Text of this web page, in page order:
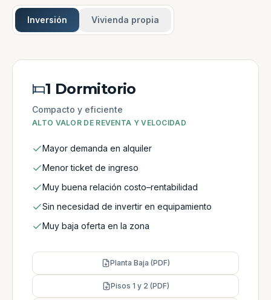
Inversión Vivienda propia
1 Dormitorio
Compacto y eficiente
ALTO VALOR DE REVENTA Y VELOCIDAD
Mayor demanda en alquiler
Menor ticket de ingreso
Muy buena relación costo–rentabilidad
Sin necesidad de invertir en equipamiento
Muy baja oferta en la zona
Planta Baja (PDF)
Pisos 1 y 2 (PDF)